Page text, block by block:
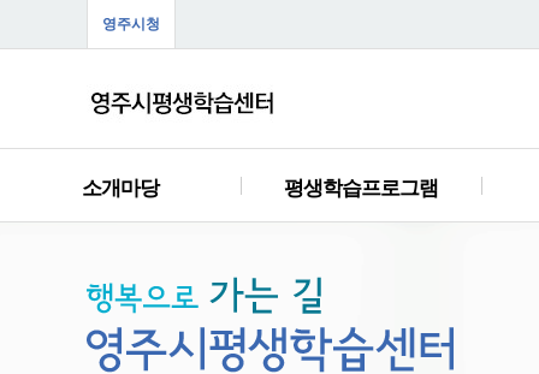
영주시청
소개마당 평생학습프로그램